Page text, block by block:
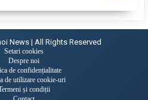
News | All Rights Reserved
Setari cookies
Despre noi
de confidențialitate
de utilizare cookie-uri
și condiții